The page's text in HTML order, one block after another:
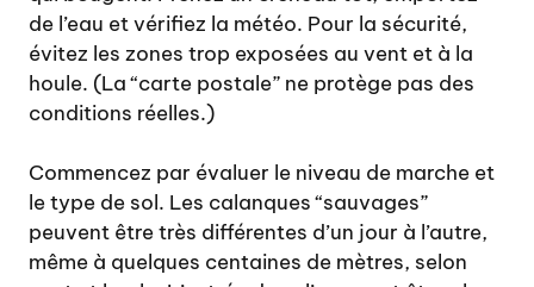
de l’eau et vérifiez la météo. Pour la sécurité,
évitez les zones trop exposées au vent et à la
houle. (La “carte postale” ne protège pas des
conditions réelles.)
Commencez par évaluer le niveau de marche et
le type de sol. Les calanques “sauvages”
peuvent être très différentes d’un jour à l’autre,
même à quelques centaines de mètres, selon